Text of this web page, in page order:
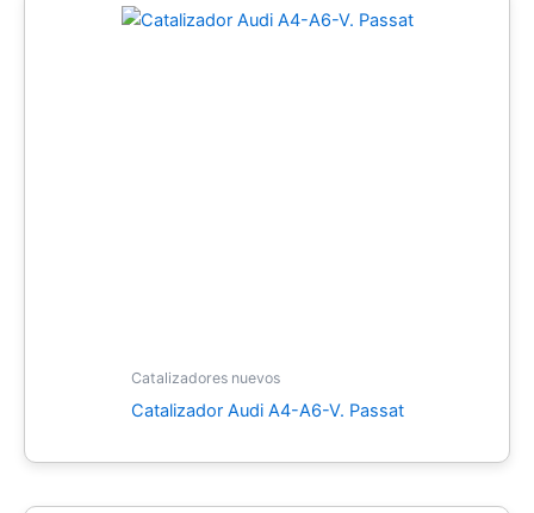
Catalizadores nuevos
Catalizador Audi A4-A6-V. Passat